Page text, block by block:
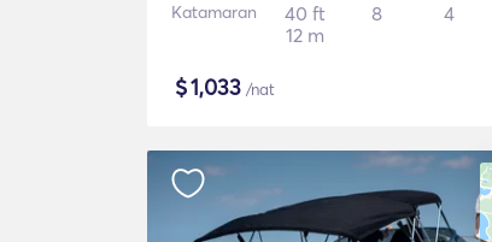
Katamaran
40 ft
12 m
8 4
$1,033 /nat